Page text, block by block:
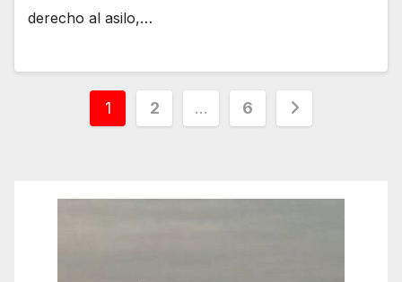
derecho al asilo,…
Paginación
1 2 … 6